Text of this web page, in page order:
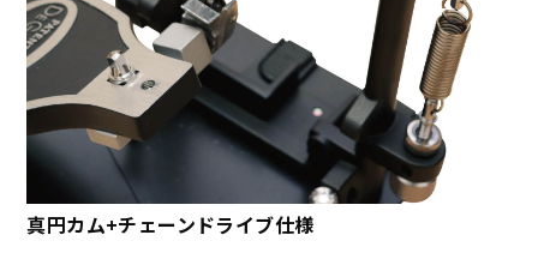
真円カム+チェーンドライブ仕様